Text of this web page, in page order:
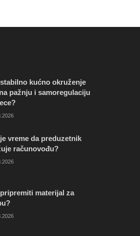
kućno okruženje
pažnju i samoregulaciju
vreme da preduzetnik
računovođu?
materijal za